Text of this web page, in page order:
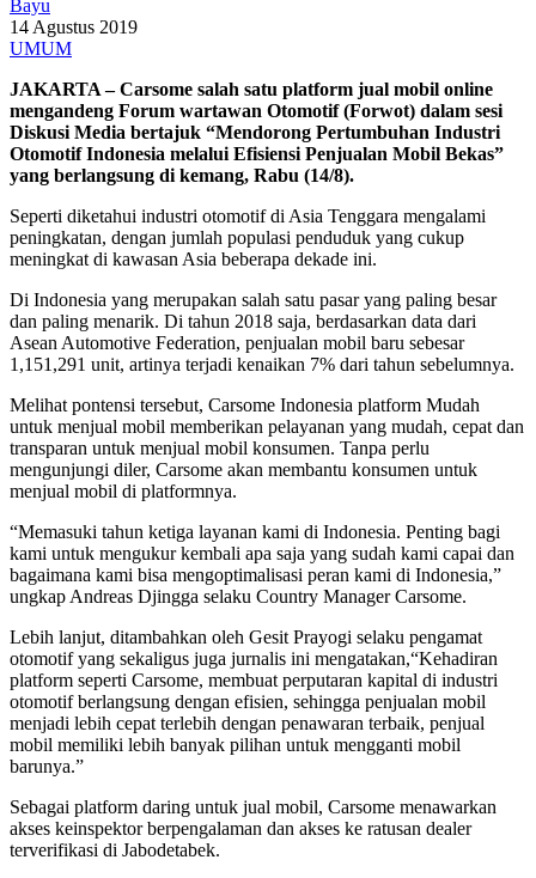
Bayu
14 Agustus 2019
UMUM
JAKARTA – Carsome salah satu platform jual mobil online
mengandeng Forum wartawan Otomotif (Forwot) dalam sesi
Diskusi Media bertajuk “Mendorong Pertumbuhan Industri
Otomotif Indonesia melalui Efisiensi Penjualan Mobil Bekas”
yang berlangsung di kemang, Rabu (14/8).
Seperti diketahui industri otomotif di Asia Tenggara mengalami
peningkatan, dengan jumlah populasi penduduk yang cukup
meningkat di kawasan Asia beberapa dekade ini.
Di Indonesia yang merupakan salah satu pasar yang paling besar
dan paling menarik. Di tahun 2018 saja, berdasarkan data dari
Asean Automotive Federation, penjualan mobil baru sebesar
1,151,291 unit, artinya terjadi kenaikan 7% dari tahun sebelumnya.
Melihat pontensi tersebut, Carsome Indonesia platform Mudah
untuk menjual mobil memberikan pelayanan yang mudah, cepat dan
transparan untuk menjual mobil konsumen. Tanpa perlu
mengunjungi diler, Carsome akan membantu konsumen untuk
menjual mobil di platformnya.
“Memasuki tahun ketiga layanan kami di Indonesia. Penting bagi
kami untuk mengukur kembali apa saja yang sudah kami capai dan
bagaimana kami bisa mengoptimalisasi peran kami di Indonesia,”
ungkap Andreas Djingga selaku Country Manager Carsome.
Lebih lanjut, ditambahkan oleh Gesit Prayogi selaku pengamat
otomotif yang sekaligus juga jurnalis ini mengatakan,“Kehadiran
platform seperti Carsome, membuat perputaran kapital di industri
otomotif berlangsung dengan efisien, sehingga penjualan mobil
menjadi lebih cepat terlebih dengan penawaran terbaik, penjual
mobil memiliki lebih banyak pilihan untuk mengganti mobil
barunya.”
Sebagai platform daring untuk jual mobil, Carsome menawarkan
akses keinspektor berpengalaman dan akses ke ratusan dealer
terverifikasi di Jabodetabek.